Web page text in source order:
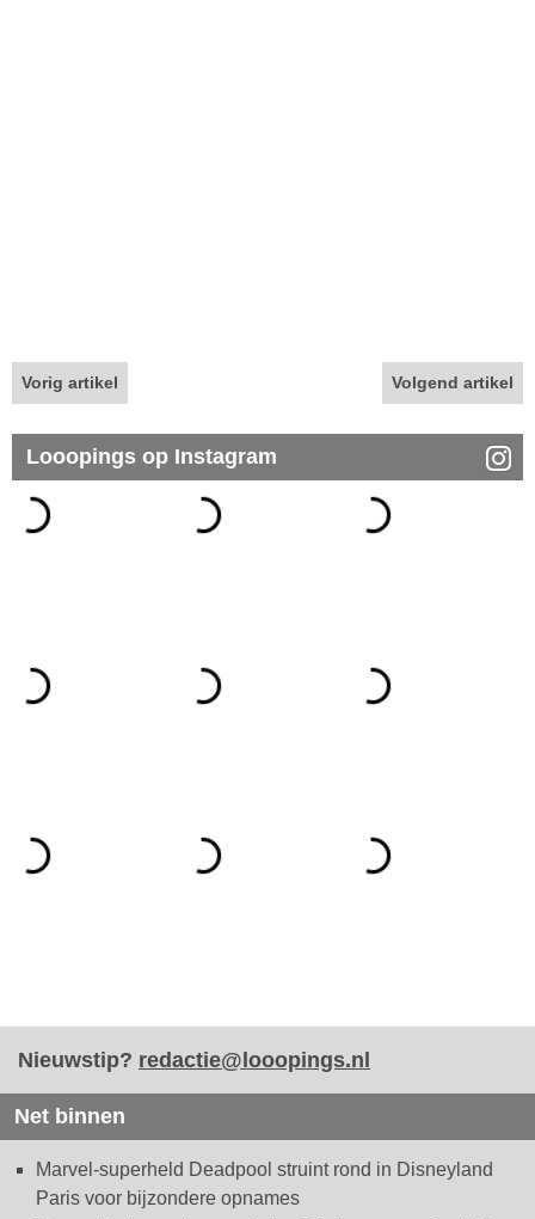
Vorig artikel Volgend artikel
Looopings op Instagram
Nieuwstip? redactie@looopings.nl
Net binnen
Marvel-superheld Deadpool struint rond in Disneyland
Paris voor bijzondere opnames